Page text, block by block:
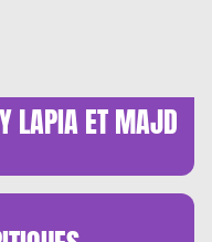
LAPIA ET MAJD
LE MOT QUE